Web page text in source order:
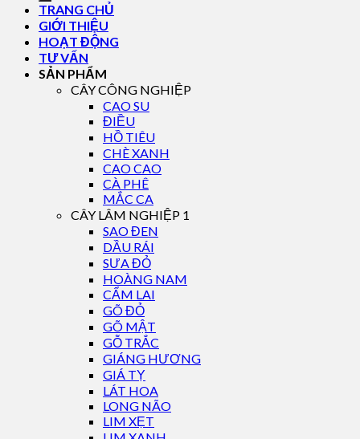
TRANG CHỦ
GIỚI THIỆU
HOẠT ĐỘNG
TƯ VẤN
SẢN PHẨM
CÂY CÔNG NGHIỆP
CAO SU
ĐIỀU
HỒ TIÊU
CHÈ XANH
CAO CAO
CÀ PHÊ
MẮC CA
CÂY LÂM NGHIỆP 1
SAO ĐEN
DẦU RÁI
SƯA ĐỎ
HOÀNG NAM
CẨM LAI
GÕ ĐỎ
GÕ MẬT
GỖ TRẮC
GIÁNG HƯƠNG
GIÁ TỴ
LÁT HOA
LONG NÃO
LIM XẸT